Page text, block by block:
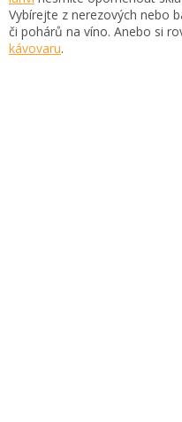
Vybírejte z nerezových nebo
či pohárů na víno. Anebo si
kávovaru.